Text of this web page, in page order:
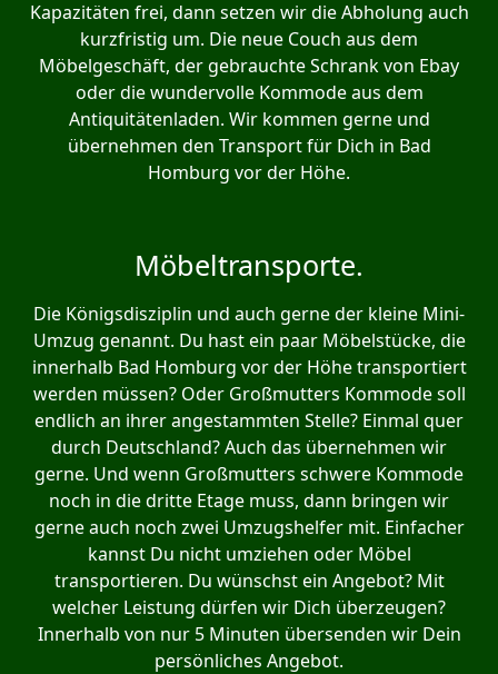
Kapazitäten frei, dann setzen wir die Abholung auch
kurzfristig um. Die neue Couch aus dem
Möbelgeschäft, der gebrauchte Schrank von Ebay
oder die wundervolle Kommode aus dem
Antiquitätenladen. Wir kommen gerne und
übernehmen den Transport für Dich in Bad
Homburg vor der Höhe.
Möbeltransporte.
Die Königsdisziplin und auch gerne der kleine Mini-
Umzug genannt. Du hast ein paar Möbelstücke, die
innerhalb Bad Homburg vor der Höhe transportiert
werden müssen? Oder Großmutters Kommode soll
endlich an ihrer angestammten Stelle? Einmal quer
durch Deutschland? Auch das übernehmen wir
gerne. Und wenn Großmutters schwere Kommode
noch in die dritte Etage muss, dann bringen wir
gerne auch noch zwei Umzugshelfer mit. Einfacher
kannst Du nicht umziehen oder Möbel
transportieren. Du wünschst ein Angebot? Mit
welcher Leistung dürfen wir Dich überzeugen?
Innerhalb von nur 5 Minuten übersenden wir Dein
persönliches Angebot.